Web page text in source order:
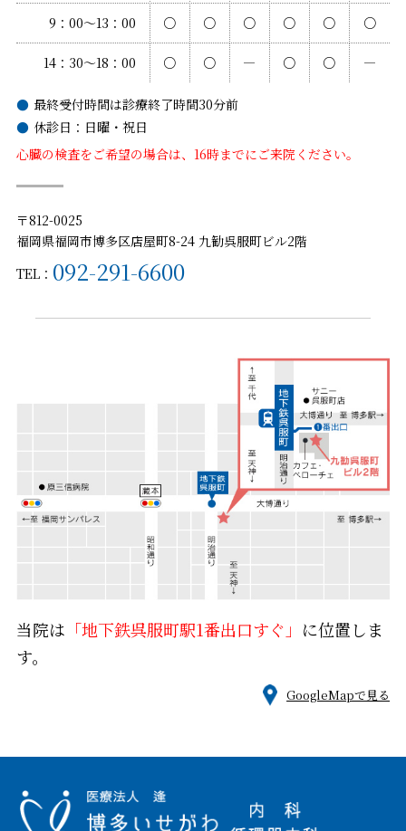
9：00〜13：00 ○ ○ ○ ○ ○ ○
14：30〜18：00 ○ ○ ― ○ ○ ―
最終受付時間は診療終了時間30分前
休診日：日曜・祝日
心臓の検査をご希望の場合は、16時までにご来院ください。
〒812-0025
福岡県福岡市博多区店屋町8-24 九勧呉服町ビル2階
TEL： 092-291-6600
当院は 「地下鉄呉服町駅1番出口すぐ」 に位置しま
す。
GoogleMapで見る